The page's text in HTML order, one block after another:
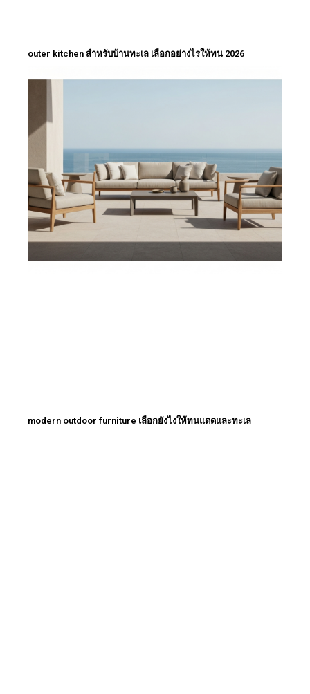
outer kitchen สำหรับบ้านทะเล เลือกอย่างไรให้ทน 2026
modern outdoor furniture เลือกยังไงให้ทนแดดและทะเล